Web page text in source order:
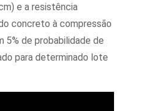
e a resistência
concreto à compressão
5% de probabilidade de
para determinado lote